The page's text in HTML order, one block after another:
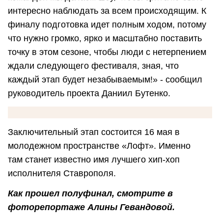
интересно наблюдать за всем происходящим. К
финалу подготовка идет полным ходом, потому
что нужно громко, ярко и масштабно поставить
точку в этом сезоне, чтобы люди с нетерпением
ждали следующего фестиваля, зная, что
каждый этап будет незабываемым!» - сообщил
руководитель проекта Даниил Бутенко.
Заключительный этап состоится 16 мая в
молодежном пространстве «Лофт». Именно
там станет известно имя лучшего хип-хоп
исполнителя Ставрополя.
Как прошел полуфинал, смотрите в
фоторепортаже Алины Гевандовой.